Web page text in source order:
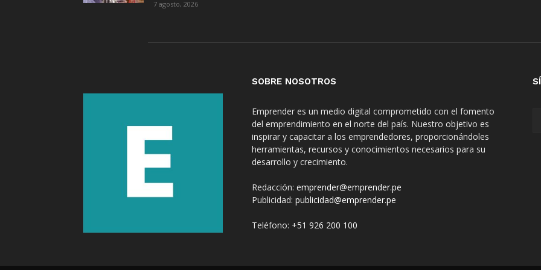
7 agosto, 2026
SOBRE NOSOTROS
Emprender es un medio digital comprometido con el fomento
del emprendimiento en el norte del país. Nuestro objetivo es
inspirar y capacitar a los emprendedores, proporcionándoles
herramientas, recursos y conocimientos necesarios para su
desarrollo y crecimiento.
Redacción: emprender@emprender.pe
Publicidad: publicidad@emprender.pe
Teléfono: +51 926 200 100